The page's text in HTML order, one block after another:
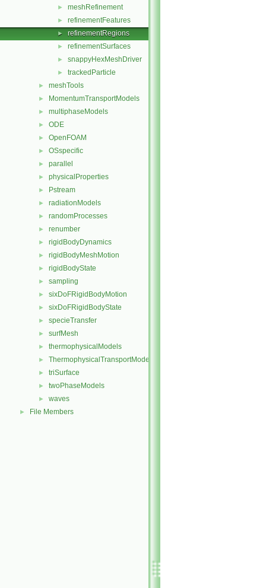
► meshRefinement
► refinementFeatures
► refinementRegions
► refinementSurfaces
► snappyHexMeshDriver
► trackedParticle
► meshTools
► MomentumTransportModels
► multiphaseModels
► ODE
► OpenFOAM
► OSspecific
► parallel
► physicalProperties
► Pstream
► radiationModels
► randomProcesses
► renumber
► rigidBodyDynamics
► rigidBodyMeshMotion
► rigidBodyState
► sampling
► sixDoFRigidBodyMotion
► sixDoFRigidBodyState
► specieTransfer
► surfMesh
► thermophysicalModels
► ThermophysicalTransportModels
► triSurface
► twoPhaseModels
► waves
► File Members